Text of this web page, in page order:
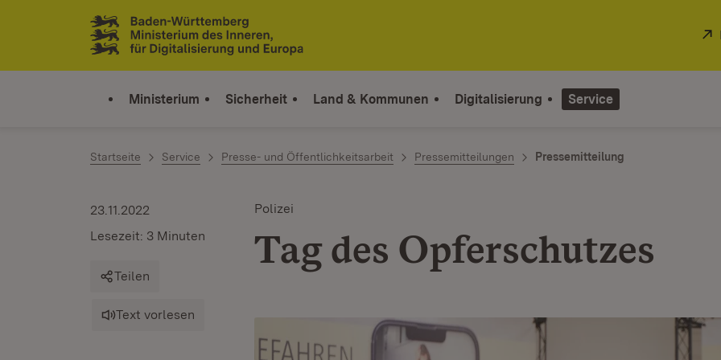
Zum Inhalt springen
Link zur Startseite
Ministerium Sicherheit Land & Kommunen Digitalisierung Service
Startseite Service Presse- und Öffentlichkeitsarbeit Pressemitteilungen Pressemitteilung
Polizei
Tag des Opferschutzes
23.11.2022
Lesezeit: 3 Minuten
Teilen
Text vorlesen